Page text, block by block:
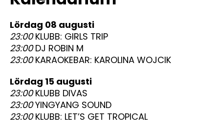
lördag 08 augusti
23:00KLUBB: GIRLS TRIP
23:00DJ ROBIN M
23:00KARAOKEBAR: KAROLINA WOJCIK
lördag 15 augusti
23:00KLUBB DIVAS
23:00YINGYANG SOUND
23:00KLUBB: LET’S GET TROPICAL